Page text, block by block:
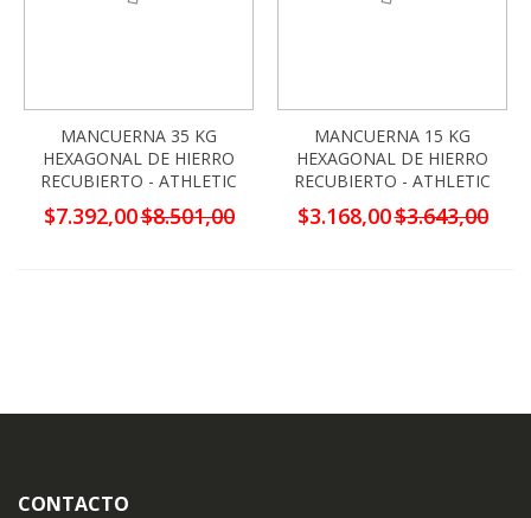
MANCUERNA 35 KG
HEXAGONAL DE HIERRO
RECUBIERTO - ATHLETIC
Precio
especial
$7.392,00$8.501,00
MANCUERNA 15 KG
HEXAGONAL DE HIERRO
RECUBIERTO - ATHLETIC
Precio
especial
$3.168,00$3.643,00
CONTACTO